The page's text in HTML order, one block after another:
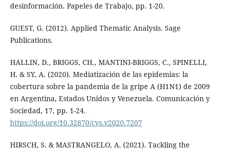
desinformación. Papeles de Trabajo, pp. 1-20.
GUEST, G. (2012). Applied Thematic Analysis. Sage
Publications.
HALLIN, D., BRIGGS, CH., MANTINI-BRIGGS, C., SPINELLI,
H. & SY, A. (2020). Mediatización de las epidemias: la
cobertura sobre la pandemia de la gripe A (H1N1) de 2009
en Argentina, Estados Unidos y Venezuela. Comunicación y
Sociedad, 17, pp. 1-24.
https://doi.org/10.32870/cys.v2020.7207
HIRSCH, S. & MASTRANGELO, A. (2021). Tackling the